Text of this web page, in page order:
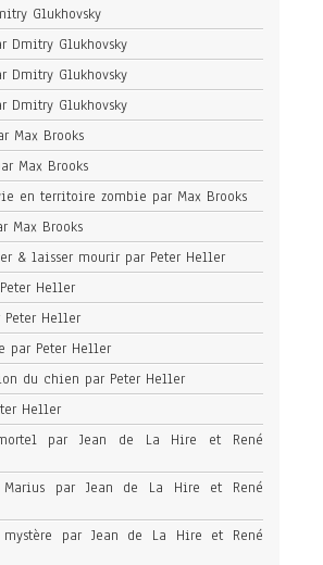
Glukhovsky
Dmitry Glukhovsky
Dmitry Glukhovsky
Dmitry Glukhovsky
Max Brooks
Max Brooks
en territoire zombie par Max Brooks
Max Brooks
& laisser mourir par Peter Heller
Heller
Heller
par Peter Heller
du chien par Peter Heller
Heller
par Jean de La Hire et René
Marius par Jean de La Hire et René
par Jean de La Hire et René